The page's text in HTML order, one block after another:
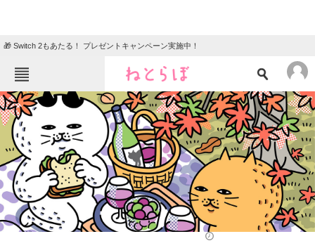
🎁 Switch 2もあたる！ プレゼントキャンペーン実施中！
ねとらぼメニュー
TOP ニュース
エンタメ クイズ
グルメ 地域
住まい 教育・育児
動物 リサーチ